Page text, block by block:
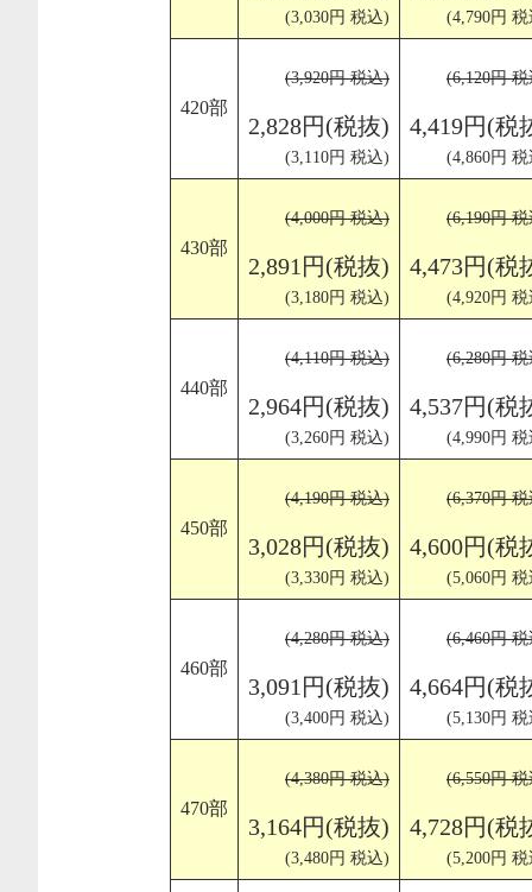
(3,030円 税込) (4,790円
420部
(3,920円 税込)
2,828円(税抜)
(3,110円 税込)
(6,120円
4,419円(税
(4,860円
430部
(4,000円 税込)
2,891円(税抜)
(3,180円 税込)
(6,190円
4,473円(税
(4,920円
440部
(4,110円 税込)
2,964円(税抜)
(3,260円 税込)
(6,280円
4,537円(税
(4,990円
450部
(4,190円 税込)
3,028円(税抜)
(3,330円 税込)
(6,370円
4,600円(税
(5,060円
460部
(4,280円 税込)
3,091円(税抜)
(3,400円 税込)
(6,460円
4,664円(税
(5,130円
470部
(4,380円 税込)
3,164円(税抜)
(3,480円 税込)
(6,550円
4,728円(税
(5,200円